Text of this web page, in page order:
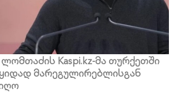
ლომთაძის Kaspi.kz-მა თურქეთში
მარეგულირებლისგან